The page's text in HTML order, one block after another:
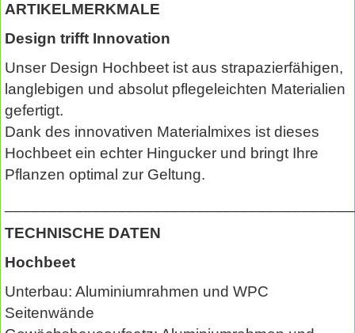
ARTIKELMERKMALE
Design trifft Innovation
Unser Design Hochbeet ist aus strapazierfähigen,
langlebigen und absolut pflegeleichten Materialien
gefertigt.
Dank des innovativen Materialmixes ist dieses
Hochbeet ein echter Hingucker und bringt Ihre
Pflanzen optimal zur Geltung.
TECHNISCHE DATEN
Hochbeet
Unterbau: Aluminiumrahmen und WPC
Seitenwände